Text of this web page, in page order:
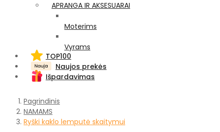
APRANGA IR AKSESUARAI
Moterims
Vyrams
TOP100
Naujos prekės
Išpardavimas
Pagrindinis
NAMAMS
Ryški kaklo lemputė skaitymui